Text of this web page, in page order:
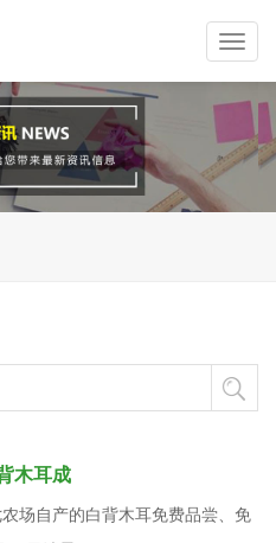
木耳成
场自产的白背木耳免费品尝、免